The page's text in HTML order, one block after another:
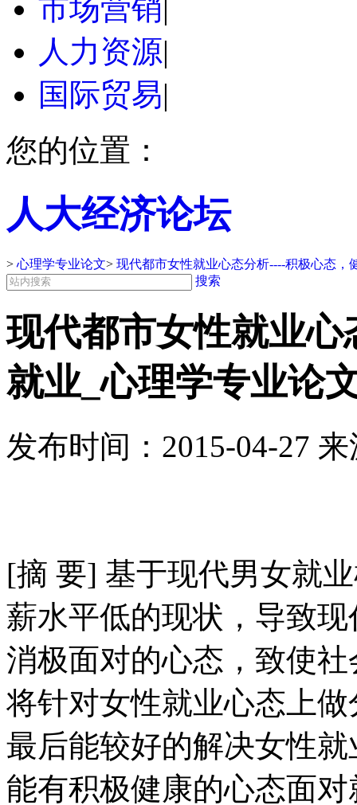
市场营销|
人力资源|
国际贸易|
您的位置：
人大经济论坛
> 心理学专业论文> 现代都市女性就业心态分析----积极心态，
搜索
现代都市女性就业
就业_心理学专业论
发布时间： 2015-04-27 来
[摘 要] 基于现代男女就
薪水平低的现状，导致
消极面对的心态，致使
将针对女性就业心态上
最后能较好的解决女性
能有积极健康的心态面